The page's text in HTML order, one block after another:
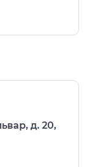
д. 20,